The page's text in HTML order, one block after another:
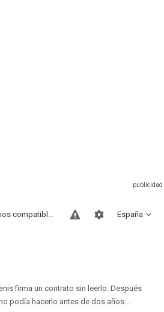
España
Sitios compatibles
firma un contrato sin leerlo. Después
podía hacerlo antes de dos años...